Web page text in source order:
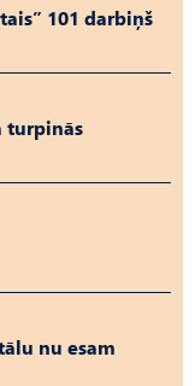
101 darbiņš
turpinās
nu esam